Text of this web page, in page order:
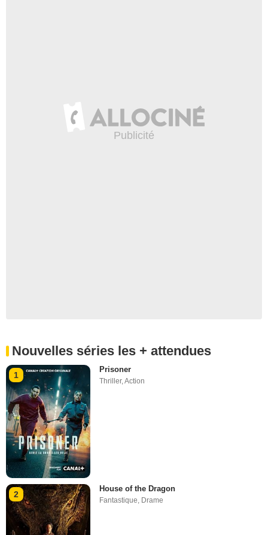
Nouvelles séries les + attendues
1
Prisoner
Thriller,Action
2
House of the Dragon
Fantastique Drame